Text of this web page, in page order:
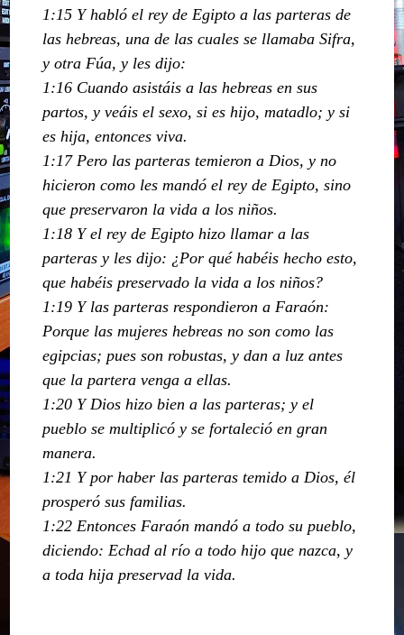
1:15 Y habló el rey de Egipto a las parteras de
las hebreas, una de las cuales se llamaba Sifra,
y otra Fúa, y les dijo:
1:16 Cuando asistáis a las hebreas en sus
partos, y veáis el sexo, si es hijo, matadlo; y si
es hija, entonces viva.
1:17 Pero las parteras temieron a Dios, y no
hicieron como les mandó el rey de Egipto, sino
que preservaron la vida a los niños.
1:18 Y el rey de Egipto hizo llamar a las
parteras y les dijo: ¿Por qué habéis hecho esto,
que habéis preservado la vida a los niños?
1:19 Y las parteras respondieron a Faraón:
Porque las mujeres hebreas no son como las
egipcias; pues son robustas, y dan a luz antes
que la partera venga a ellas.
1:20 Y Dios hizo bien a las parteras; y el
pueblo se multiplicó y se fortaleció en gran
manera.
1:21 Y por haber las parteras temido a Dios, él
prosperó sus familias.
1:22 Entonces Faraón mandó a todo su pueblo,
diciendo: Echad al río a todo hijo que nazca, y
a toda hija preservad la vida.